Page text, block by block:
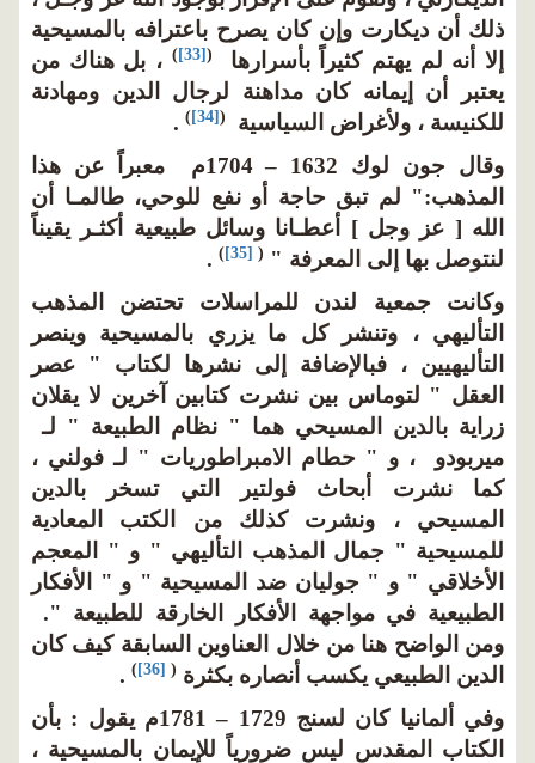
ذلك أن ديكارت وإن كان يصرح باعترافه بالمسيحية
إلا أنه لم يهتم كثيراً بأسرارها
(
[33]
) ، بل هناك من
يعتبر أن إيمانه كان مداهنة لرجال الدين ومهادنة
للكنيسة ، ولأغراض السياسية
(
[34]
)
.
وقال جون لوك 1632 – 1704م معبراً عن هذا
المذهب:" لم تبق حاجة أو نفع للوحي، طالمـا أن
الله [ عز وجل ] أعطـانا وسائل طبيعية أكثـر يقيناً
لنتوصل بها إلى المعرفة " (
[35]
)
.
وكانت جمعية لندن للمراسلات تحتضن المذهب
التأليهي ، وتنشر كل ما يزري بالمسيحية وينصر
التأليهيين ، فبالإضافة إلى نشرها لكتاب " عصر
العقل " لتوماس بين نشرت كتابين آخرين لا يقلان
زراية بالدين المسيحي هما " نظام الطبيعة " لـ
ميربودو ، و " حطام الامبراطوريات " لـ فولني ،
كما نشرت أبحاث فولتير التي تسخر بالدين
المسيحي ، ونشرت كذلك من الكتب المعادية
للمسيحية " جمال المذهب التأليهي " و " المعجم
الأخلاقي " و " جوليان ضد المسيحية " و " الأفكار
الطبيعية في مواجهة الأفكار الخارقة للطبيعة ".
ومن الواضح هنا من خلال العناوين السابقة كيف كان
الدين الطبيعي يكسب أنصاره بكثرة (
[36]
)
.
وفي ألمانيا كان لسنج 1729 – 1781م يقول : بأن
الكتاب المقدس ليس ضرورياً للإيمان بالمسيحية ،